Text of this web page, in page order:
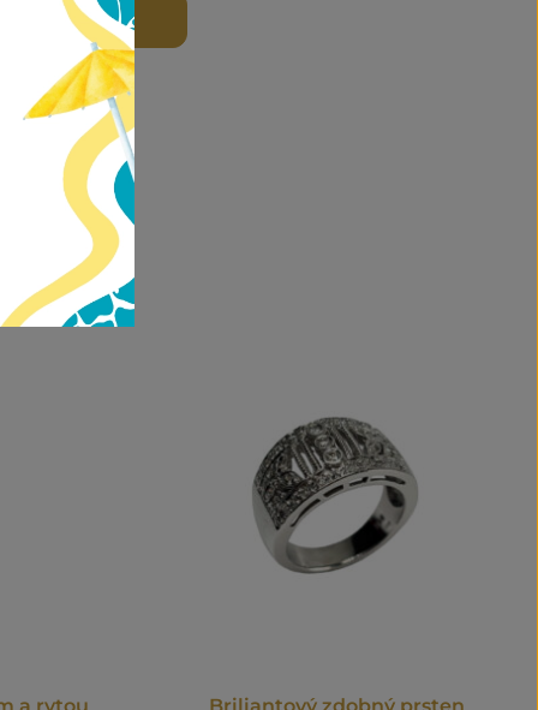
DO KOŠÍKU
a rytou
Briliantový zdobný prsten